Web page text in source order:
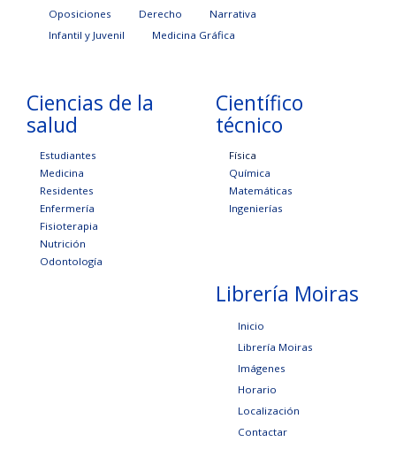
Oposiciones
Derecho
Narrativa
Infantil y Juvenil
Medicina Gráfica
Ciencias de la
salud
Estudiantes
Medicina
Residentes
Enfermería
Fisioterapia
Nutrición
Odontología
Científico
técnico
Física
Química
Matemáticas
Ingenierías
Librería Moiras
Inicio
Librería Moiras
Imágenes
Horario
Localización
Contactar